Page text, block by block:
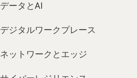
データとAI
デジタルワークプレース
ネットワークとエッジ